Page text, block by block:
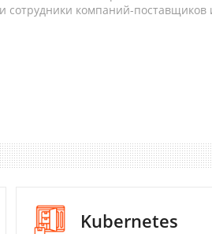
сотрудники компаний-
Kubernetes